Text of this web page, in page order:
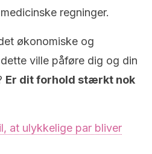
regninger.
økonomiske og
ville påføre dig og din
Er dit forhold stærkt nok
at ulykkelige par bliver